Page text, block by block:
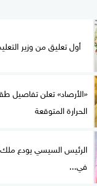
أول تعليق من وزير
«الأرصاد» تعلن
الحرارة المتوقعة
الرئيس السيسي يودع ملك
في...